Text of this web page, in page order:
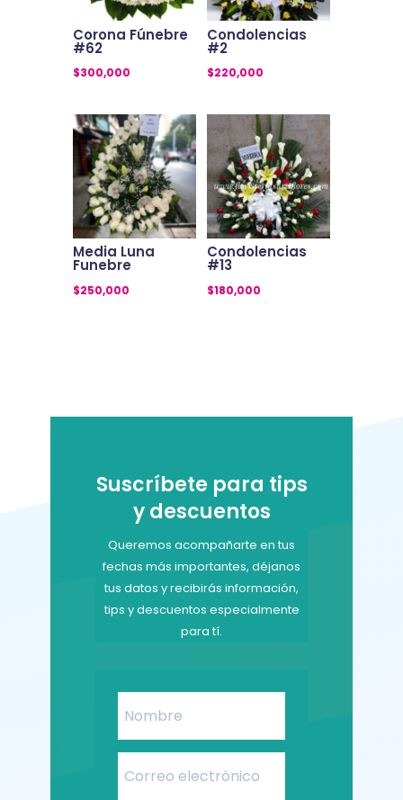
Corona Fúnebre
#62
$300,000
Condolencias
#2
$220,000
Media Luna
Funebre
$250,000
Condolencias
#13
$180,000
Suscríbete para tips
y descuentos
Queremos acompañarte en tus
fechas más importantes, déjanos
tus datos y recibirás información,
tips y descuentos especialmente
para tí.